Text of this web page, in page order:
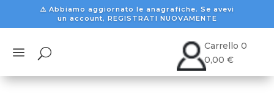
⚠️ Abbiamo aggiornato le anagrafiche. Se avevi
un account, REGISTRATI NUOVAMENTE
a U
Carrello 0
0,00 €